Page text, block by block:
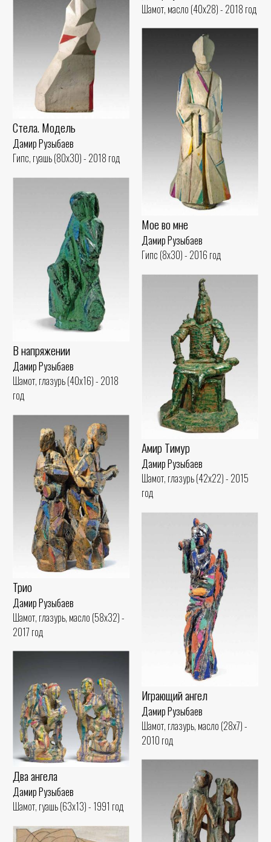
Шамот, масло (40x28) - 2018 год
Стела. Модель
Дамир Рузыбаев
Гипс, гуашь (80x30) - 2018 год
Мое во мне
Дамир Рузыбаев
Гипс (8x30) - 2016 год
В напряжении
Дамир Рузыбаев
Шамот, глазурь (40x16) - 2018
год
Амир Тимур
Дамир Рузыбаев
Шамот, глазурь (42x22) - 2015
год
Трио
Дамир Рузыбаев
Шамот, глазурь, масло (58x32) -
2017 год
Играющий ангел
Дамир Рузыбаев
Шамот, глазурь, масло (28x7) -
2010 год
Два ангела
Дамир Рузыбаев
Шамот, гуашь (63x13) - 1991 год